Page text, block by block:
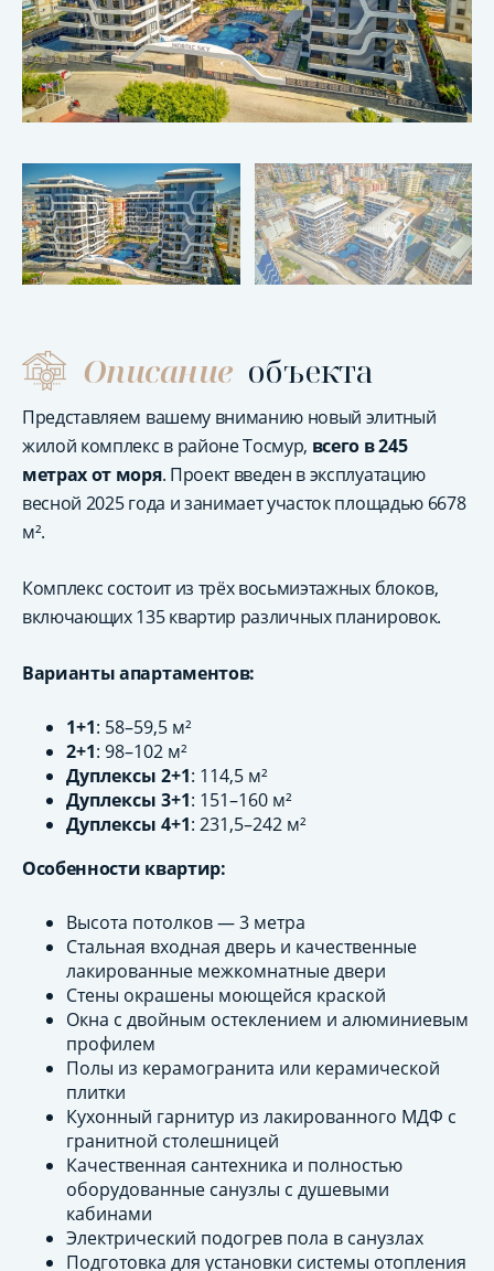
Описание объекта
Представляем вашему вниманию новый элитный
жилой комплекс в районе Тосмур, всего в 245
метрах от моря. Проект введен в эксплуатацию
весной 2025 года и занимает участок площадью 6678
м².
Комплекс состоит из трёх восьмиэтажных блоков,
включающих 135 квартир различных планировок.
Варианты апартаментов:
1+1: 58–59,5 м²
2+1: 98–102 м²
Дуплексы 2+1: 114,5 м²
Дуплексы 3+1: 151–160 м²
Дуплексы 4+1: 231,5–242 м²
Особенности квартир:
Высота потолков — 3 метра
Стальная входная дверь и качественные
лакированные межкомнатные двери
Стены окрашены моющейся краской
Окна с двойным остеклением и алюминиевым
профилем
Полы из керамогранита или керамической
плитки
Кухонный гарнитур из лакированного МДФ с
гранитной столешницей
Качественная сантехника и полностью
оборудованные санузлы с душевыми
кабинами
Электрический подогрев пола в санузлах
Подготовка для установки системы отопления